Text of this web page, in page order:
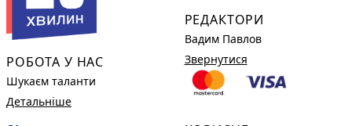
РОБОТА У НАС
Шукаєм таланти
Детальніше
РЕДАКТОРИ
Вадим Павлов
Звернутися